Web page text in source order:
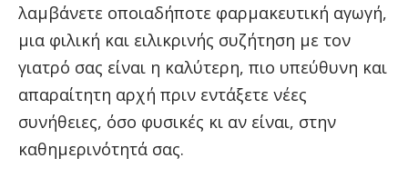
λαμβάνετε οποιαδήποτε φαρμακευτική αγωγή,
μια φιλική και ειλικρινής συζήτηση με τον
γιατρό σας είναι η καλύτερη, πιο υπεύθυνη και
απαραίτητη αρχή πριν εντάξετε νέες
συνήθειες, όσο φυσικές κι αν είναι, στην
καθημερινότητά σας.